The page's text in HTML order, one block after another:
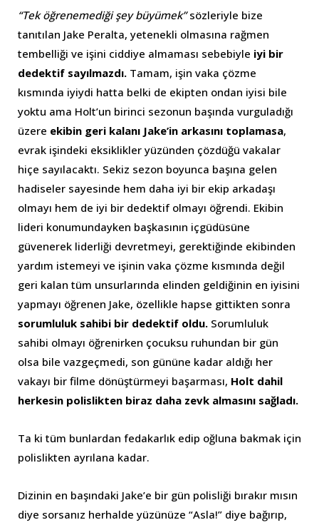
“Tek öğrenemediği şey büyümek”sözleriyle bize
tanıtılan Jake Peralta, yetenekli olmasına rağmen
tembelliği ve işini ciddiye almaması sebebiyle iyi bir
dedektif sayılmazdı. Tamam, işin vaka çözme
kısmında iyiydi hatta belki de ekipten ondan iyisi bile
yoktu ama Holt’un birinci sezonun başında vurguladığı
üzere ekibin geri kalanı Jake’in arkasını toplamasa,
evrak işindeki eksiklikler yüzünden çözdüğü vakalar
hiçe sayılacaktı. Sekiz sezon boyunca başına gelen
hadiseler sayesinde hem daha iyi bir ekip arkadaşı
olmayı hem de iyi bir dedektif olmayı öğrendi. Ekibin
lideri konumundayken başkasının içgüdüsüne
güvenerek liderliği devretmeyi, gerektiğinde ekibinden
yardım istemeyi ve işinin vaka çözme kısmında değil
geri kalan tüm unsurlarında elinden geldiğinin en iyisini
yapmayı öğrenen Jake, özellikle hapse gittikten sonra
sorumluluk sahibi bir dedektif oldu. Sorumluluk
sahibi olmayı öğrenirken çocuksu ruhundan bir gün
olsa bile vazgeçmedi, son gününe kadar aldığı her
vakayı bir filme dönüştürmeyi başarması, Holt dahil
herkesin polislikten biraz daha zevk almasını sağladı.
Ta ki tüm bunlardan fedakarlık edip oğluna bakmak için
polislikten ayrılana kadar.
Dizinin en başındaki Jake’e bir gün polisliği bırakır mısın
diye sorsanız herhalde yüzünüze “Asla!” diye bağırıp,